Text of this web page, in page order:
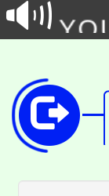
徵
開!
田
桃
視
大